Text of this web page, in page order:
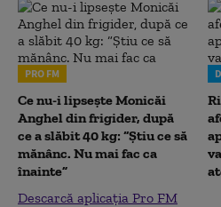
PRO FM
Ce nu-i lipsește Monicăi
Anghel din frigider, după
ce a slăbit 40 kg: “Știu ce să
mănânc. Nu mai fac ca
înainte”
Descarcă aplicația Pro FM